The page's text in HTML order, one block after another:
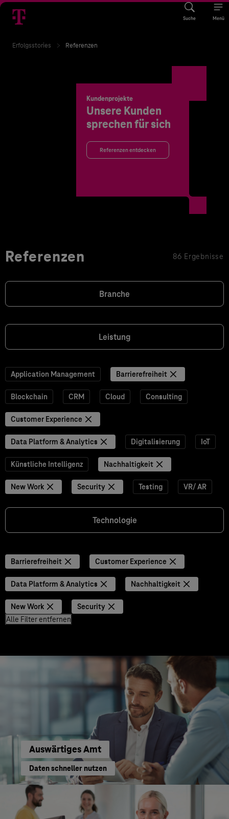
Suche Menü
Erfolgsstories Referenzen
Kundenprojekte
Unsere Kunden
sprechen für sich
Referenzen entdecken
Referenzen 86 Ergebnisse
Branche
Leistung
Application Management Barrierefreiheit
Blockchain CRM Cloud Consulting
Customer Experience
Data Platform & Analytics Digitalisierung IoT
Künstliche Intelligenz Nachhaltigkeit
New Work Security Testing VR/ AR
Technologie
Barrierefreiheit Customer Experience
Data Platform & Analytics Nachhaltigkeit
New Work
Security
Alle Filter entfernen
Auswärtiges Amt
Daten schneller nutzen